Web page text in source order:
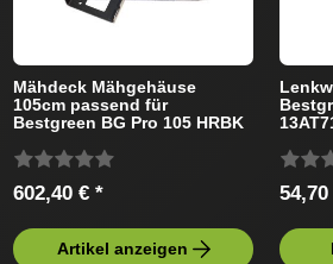
Mähdeck Mähgehäuse
105cm passend für
Bestgreen BG Pro 105 HRBK
Rasentraktor
602,40 € *
Artikel anzeigen